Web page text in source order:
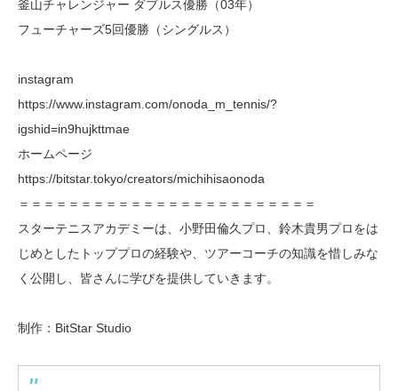
釜山チャレンジャー ダブルス優勝（03年）
フューチャーズ5回優勝（シングルス）
instagram
https://www.instagram.com/onoda_m_tennis/?
igshid=in9hujkttmae
ホームページ
https://bitstar.tokyo/creators/michihisaonoda
＝＝＝＝＝＝＝＝＝＝＝＝＝＝＝＝＝＝＝＝＝＝＝＝
スターテニスアカデミーは、小野田倫久プロ、鈴木貴男プロをは
じめとしたトッププロの経験や、ツアーコーチの知識を惜しみな
く公開し、皆さんに学びを提供していきます。
制作：BitStar Studio